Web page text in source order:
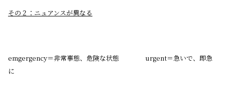
その２：ニュアンスが異なる
emgergency＝非常事態、危険な状態 urgent＝急いで、即急
に